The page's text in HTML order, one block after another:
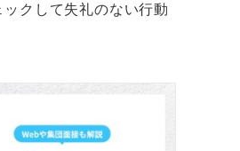
、すぐに受付に声
の迷惑にならない
め、受付には指定
まではそうした場
クして失礼のない行動